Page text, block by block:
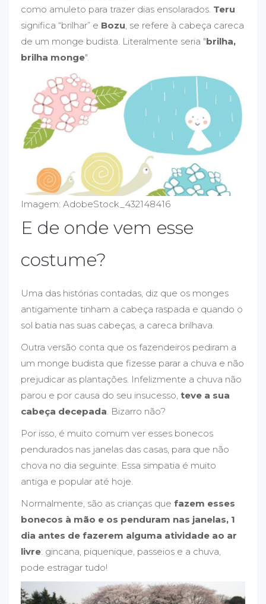
como amuleto para trazer dias ensolarados. Teru
significa “brilhar” e Bozu, se refere à cabeça careca
de um monge budista. Literalmente seria "brilha,
brilha monge".
Imagem: AdobeStock_432148416
E de onde vem esse
costume?
Uma das histórias contadas, diz que os monges
antigamente tinham a cabeça raspada e quando o
sol batia nas suas cabeças, a careca brilhava.
Outra versão conta que os fazendeiros pediram a
um monge budista que fizesse parar a chuva e não
prejudicar as plantações. Infelizmente a chuva não
parou e por causa do seu insucesso, teve a sua
cabeça decepada. Bizarro não?
Por isso, é muito comum ver esses bonecos
pendurados nas janelas das casas, para que não
chova no dia seguinte. Essa simpatia é muito
antiga e popular até hoje.
Normalmente, são as crianças que fazem esses
bonecos à mão e os penduram nas janelas, 1
dia antes de fazerem alguma atividade ao ar
livre: gincana, piquenique, passeios e a chuva,
pode estragar tudo!